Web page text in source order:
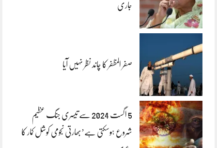
جاری
صفر المظفر کا چاند نظر نہیں آیا
5 اگست 2024 سے تیسری جنگ عظیم
شروع ہوسکتی ہے’بھارتی نجومی کوشل کمار کا